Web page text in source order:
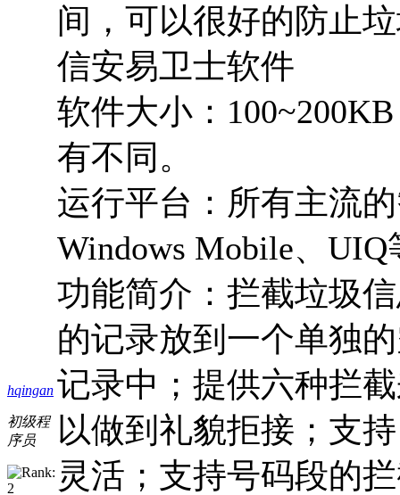
hqingan
初级程
序员
间，可以很好的防止
信安易卫士软件
软件大小：
有不同。
运行平台：所有主流
Windows Mobile、UIQ
功能简介：拦截垃圾
的记录放到一个单独
记录中；提供六种拦
以做到礼貌拒接；支
灵活；支持号码段的